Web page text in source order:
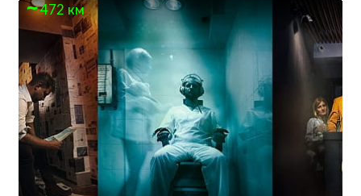
472 км